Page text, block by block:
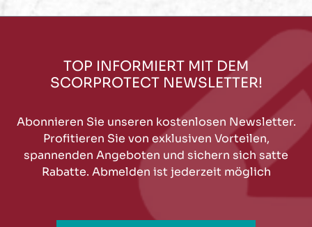
TOP INFORMIERT MIT DEM
SCORPROTECT NEWSLETTER!
Abonnieren Sie unseren kostenlosen Newsletter.
Profitieren Sie von exklusiven Vorteilen,
spannenden Angeboten und sichern sich satte
Rabatte. Abmelden ist jederzeit möglich